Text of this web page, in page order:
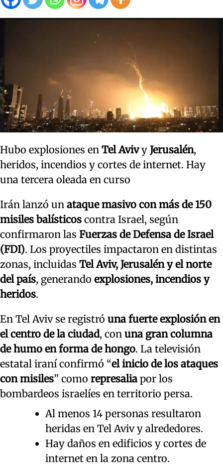
Hubo explosiones en Tel Avivy Jerusalén,
heridos, incendios y cortes de internet. Hay
una tercera oleada en curso
Irán lanzó un ataque masivo con más de 150
misiles balísticos contra Israel, según
confirmaron las Fuerzas de Defensa de Israel
(FDI). Los proyectiles impactaron en distintas
zonas, incluidas Tel Aviv, Jerusalén y el norte
del país, generando explosiones, incendios y
heridos.
En Tel Aviv se registró una fuerte explosión en
el centro de la ciudad, con una gran columna
de humo en forma de hongo. La televisión
estatal iraní confirmó “el inicio de los ataques
con misiles” como represalia por los
bombardeos israelíes en territorio persa.
Al menos 14 personas resultaron
heridas en Tel Aviv y alrededores.
Hay daños en edificios y cortes de
internet en la zona centro.